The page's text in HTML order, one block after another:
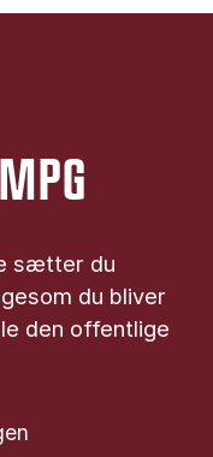
sætter du
du bliver
den offentlige